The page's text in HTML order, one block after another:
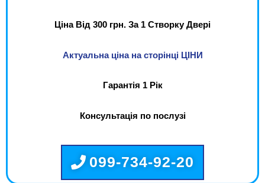
Ціна Від 300 грн. За 1 Створку Двері
Актуальна ціна на сторінці ЦІНИ
Гарантія 1 Рік
Консультація по послузі
099-734-92-20